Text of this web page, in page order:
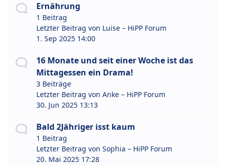
Ernährung
1 Beitrag
Letzter Beitrag von Luise – HiPP Forum
1. Sep 2025 14:00
16 Monate und seit einer Woche ist das
Mittagessen ein Drama!
3 Beiträge
Letzter Beitrag von Anke – HiPP Forum
30. Jun 2025 13:13
Bald 2Jähriger isst kaum
1 Beitrag
Letzter Beitrag von Sophia – HiPP Forum
20. Mai 2025 17:28